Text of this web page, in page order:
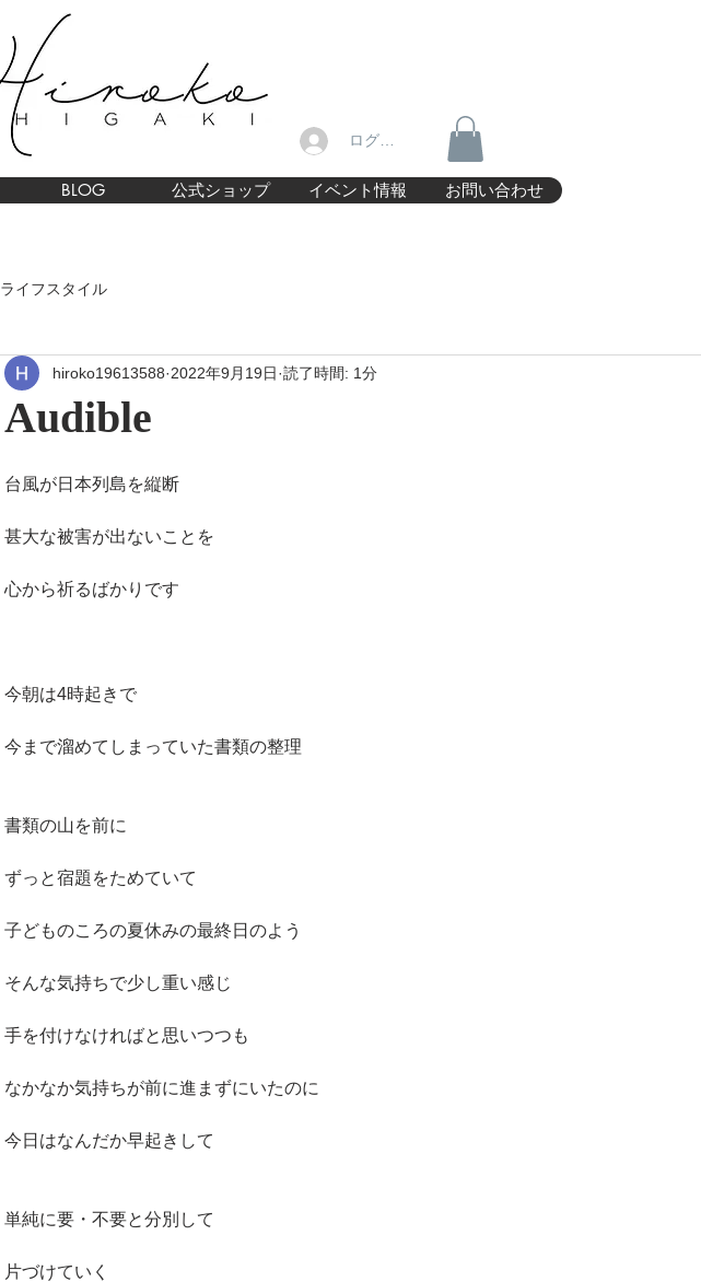
ログイン
BLOG 公式ショップ イベント情報 お問い合わせ
ライフスタイル
Audible
hiroko19613588 2022年9月19日 読了時間: 1分
台風が日本列島を縦断
甚大な被害が出ないことを
心から祈るばかりです
今朝は4時起きで
今まで溜めてしまっていた書類の整理
書類の山を前に
ずっと宿題をためていて
子どものころの夏休みの最終日のよう
そんな気持ちで少し重い感じ
手を付けなければと思いつつも
なかなか気持ちが前に進まずにいたのに
今日はなんだか早起きして
単純に要・不要と分別して
片づけていく